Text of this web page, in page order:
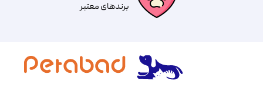
​​برندهای معتبر​​​​​​​